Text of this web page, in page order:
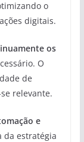
o
digitais.
os
O
de
relevante.
e
da estratégia